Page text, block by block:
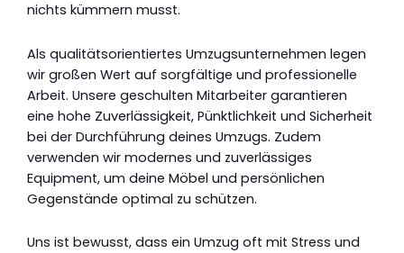
nichts kümmern musst.
Als qualitätsorientiertes Umzugsunternehmen legen
wir großen Wert auf sorgfältige und professionelle
Arbeit. Unsere geschulten Mitarbeiter garantieren
eine hohe Zuverlässigkeit, Pünktlichkeit und Sicherheit
bei der Durchführung deines Umzugs. Zudem
verwenden wir modernes und zuverlässiges
Equipment, um deine Möbel und persönlichen
Gegenstände optimal zu schützen.
Uns ist bewusst, dass ein Umzug oft mit Stress und